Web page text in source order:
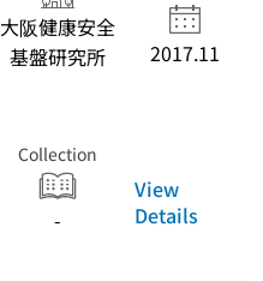
大阪健康安全
基盤研究所
2017.11
Collection
-
View
Details